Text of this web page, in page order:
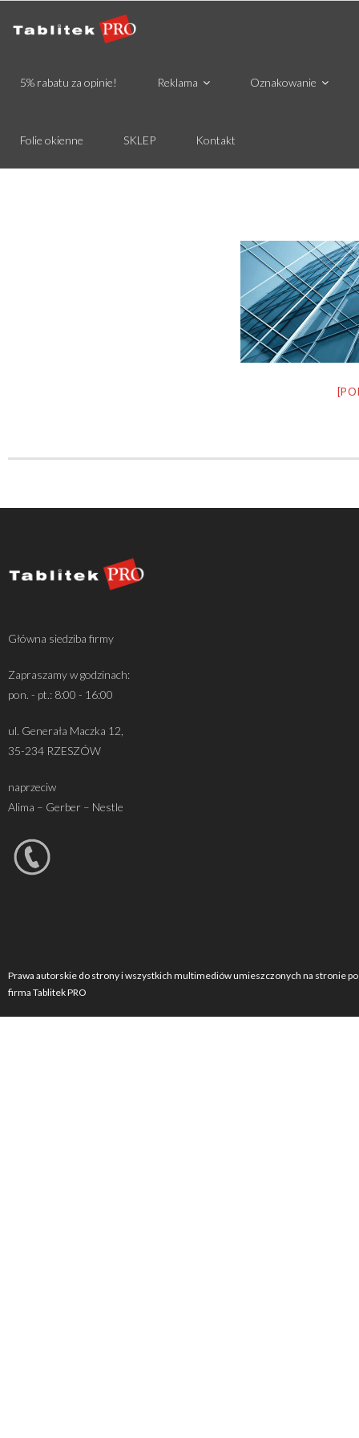
5% rabatu za opinie! Reklama Oznakowanie
Folie okienne SKLEP Kontakt
Główna siedziba firmy
Zapraszamy w godzinach:
pon. - pt.: 8:00 - 16:00
ul. Generała Maczka 12,
35-234 RZESZÓW
naprzeciw
Alima – Gerber – Nestle
Prawa autorskie do strony i wszystkich multimediów umieszczonych na stronie
firma Tablitek PRO